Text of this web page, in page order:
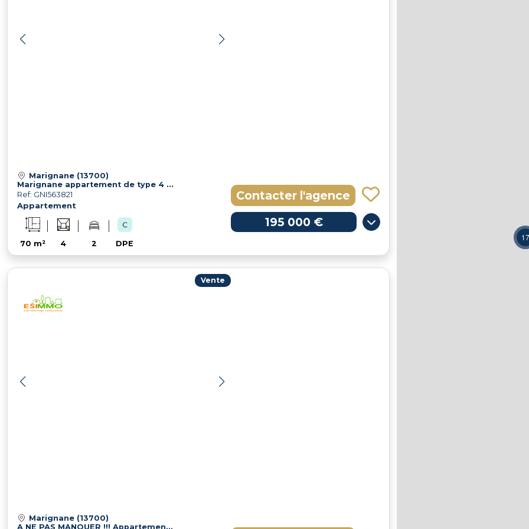
Marignane (13700)
Marignane appartement de type 4 en 1 er étage possibilité de garage en sus
Ref: GNI563821
Appartement
70 m² 4 2 DPE
Contacter l'agence
195 000 €
Vente
Marignane (13700)
A NE PAS MANQUER !!! Appartement 2 pièce(s)
17